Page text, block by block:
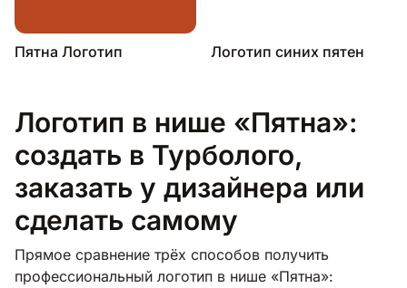
Пятна Логотип Логотип синих пятен
Логотип в нише «Пятна»:
создать в Турболого,
заказать у дизайнера или
сделать самому
Прямое сравнение трёх способов получить
профессиональный логотип в нише «Пятна»: